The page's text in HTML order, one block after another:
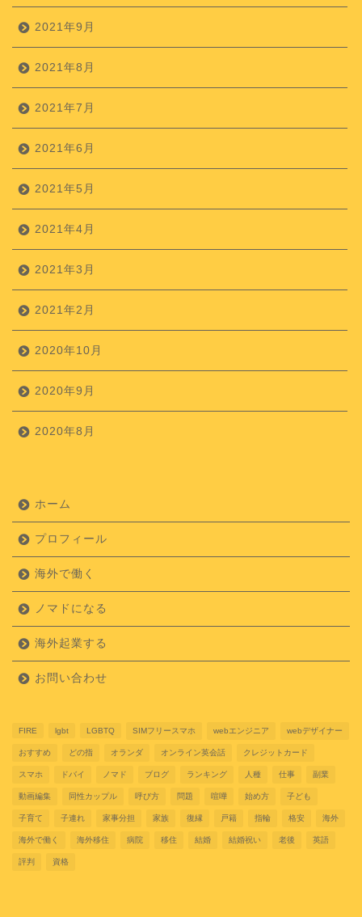
2021年9月
2021年8月
2021年7月
2021年6月
2021年5月
2021年4月
2021年3月
2021年2月
2020年10月
2020年9月
2020年8月
ホーム
プロフィール
海外で働く
ノマドになる
海外起業する
お問い合わせ
FIRE lgbt LGBTQ SIMフリースマホ webエンジニア webデザイナー
おすすめ どの指 オランダ オンライン英会話 クレジットカード
スマホ ドバイ ノマド ブログ ランキング 人種 仕事 副業
動画編集 同性カップル 呼び方 問題 喧嘩 始め方 子ども
子育て 子連れ 家事分担 家族 復縁 戸籍 指輪 格安 海外
海外で働く 海外移住 病院 移住 結婚 結婚祝い 老後 英語
評判 資格